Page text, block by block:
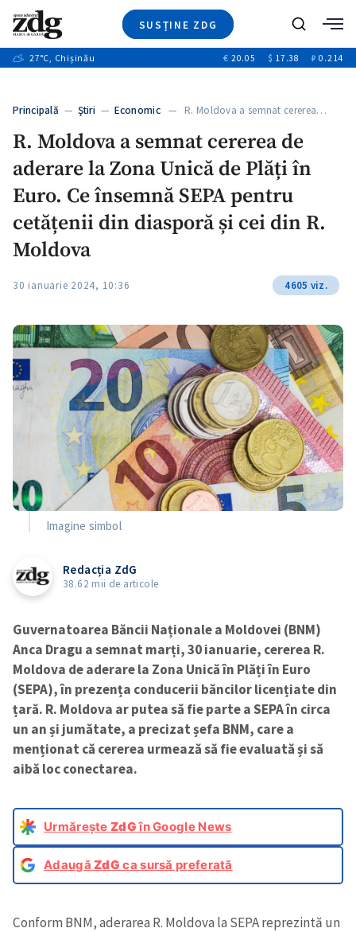
SUSȚINE ZDG
Ştiri
+13
Video
Special
Blog
Caută
27°C, Chișinău € 20.05 $ 17.38 ₽ 0.214
Principală — Ştiri — Economic— R. Moldova a semnat cererea…
R. Moldova a semnat cererea de
aderare la Zona Unică de Plăți în
Euro. Ce însemnă SEPA pentru
cetățenii din diasporă și cei din R.
Moldova
30 ianuarie 2024, 10:36 4605 viz.
Imagine simbol
Redacția ZdG
38.62 mii de articole
Guvernatoarea Băncii Naționale a Moldovei (BNM)
Anca Dragu a semnat marți, 30 ianuarie, cererea R.
Moldova de aderare la Zona Unică în Plăți în Euro
(SEPA), în prezența conducerii băncilor licențiate din
țară. R. Moldova ar putea să fie parte a SEPA în circa
un an și jumătate, a precizat șefa BNM, care a
menționat că cererea urmează să fie evaluată și să
aibă loc conectarea.
Urmărește ZdGîn Google News
AdaugăZdG ca sursă preferată
Conform BNM, aderarea R. Moldova la SEPA reprezintă un